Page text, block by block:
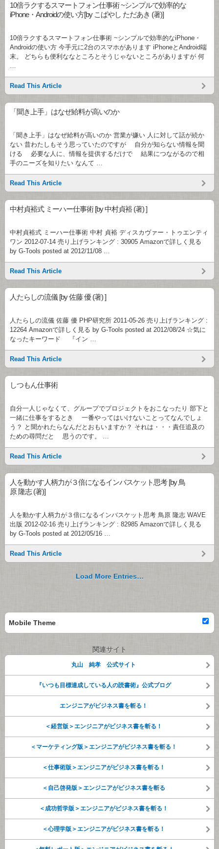
10倍ラクするスマートフォン仕事術 ~シンプルで効率的な
iPhone・Androidの使い方[by こばやし ただあき (著)]
10倍ラクするスマートフォン仕事術 ~シンプルで効率的なiPhone・
Androidの使い方 今手元に2台のスマホがあります iPhoneとAndroid端
末。 どちらも便利ななところとそうじゃないところがありますが 何
…
Read This Article
「聞き上手」はなぜ給料が高いのか
「聞き上手」はなぜ給料が高いのか 営業が嫌い 人に対して話が続か
ない 昔わたしもそう思っていたのですが 自分が知らない情報を聞
ける 必要な人に、情報を提供するだけで 結果につながるので相
手のニーズを知りたい なんて …
Read This Article
中村貞裕式 ミーハー仕事術 [by 中村貞裕 (著) ]
中村貞裕式 ミーハー仕事術 中村 貞裕 ディスカヴァー・トゥエンティ
ワン 2012-07-14 売り上げランキング : 30905 Amazonで詳しく見る
by G-Tools posted at 2012/11/08 …
Read This Article
人たらしの流儀 [by 佐藤 優 (著) ]
人たらしの流儀 佐藤 優 PHP研究所 2011-05-26 売り上げランキング :
12264 Amazonで詳しく見る by G-Tools posted at 2012/08/24 ☆気に
なったキーワード 『イン …
Read This Article
しつもん仕事術
自分一人じゃなくて、グループでプロジェクトをおこなったり 部下と
一緒に仕事をするとき 一番やってはいけないことってなんでしょ
う？ と聞かれたらなんだとおもいますか？ それは・・・責任追及の
ための尋問だと 思うのです。 …
Read This Article
人を動かす人柄力が３倍になるインバスケット思考 [by 鳥
原 隆志 (著)]
人を動かす人柄力が３倍になるインバスケット思考 鳥原 隆志 WAVE
出版 2012-02-16 売り上げランキング : 82985 Amazonで詳しく見る
by G-Tools posted at 2012/05/16 …
Read This Article
Load More Entries…
Mobile Theme
関連サイト
丸山 純孝 公式サイト
『いつも目標達成している人の読書術』公式ブログ
エンジニアがビジネス書を斬る！
＜経営版＞エンジニアがビジネス書を斬る！
＜マーケティング版＞エンジニアがビジネス書を斬る！
＜仕事術版＞エンジニアがビジネス書を斬る！
＜自己啓発版＞エンジニアがビジネス書を斬る
＜成功哲学版＞エンジニアがビジネス書を斬る！
＜心理学版＞エンジニアがビジネス書を斬る！